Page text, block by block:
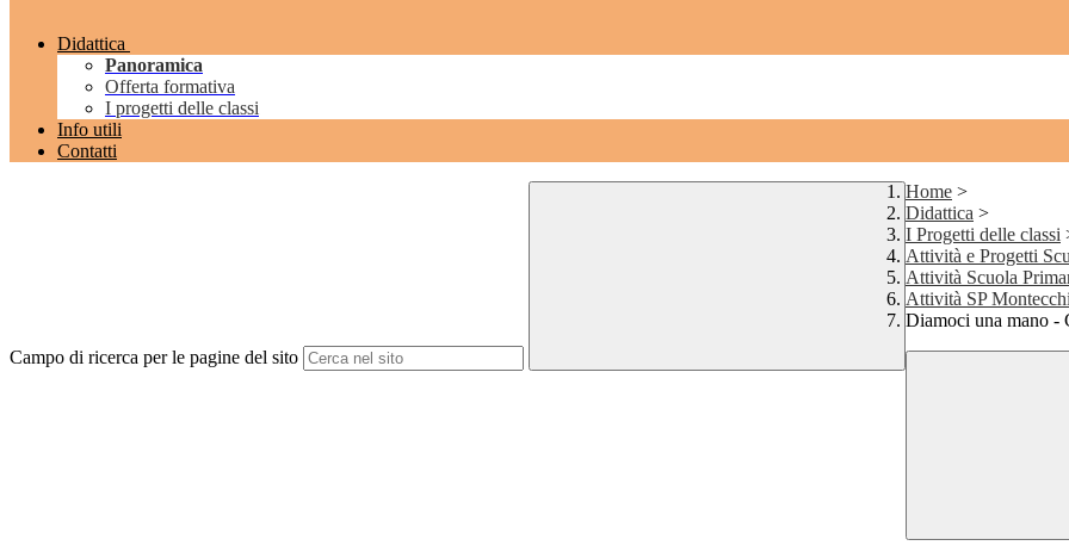
Didattica
Panoramica
Offerta formativa
I progetti delle classi
Info utili
Contatti
Campo di ricerca per le pagine del sito
Home >
Didattica >
I Progetti delle classi
Attività e Progetti
Attività Scuola
Attività SP
Diamoci una mano -